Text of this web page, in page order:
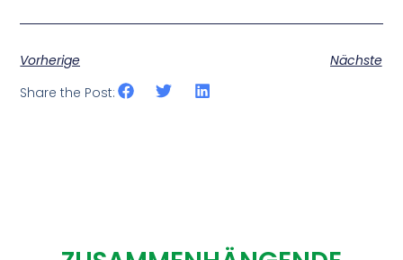
Vorherige
Nächste
Share the Post: